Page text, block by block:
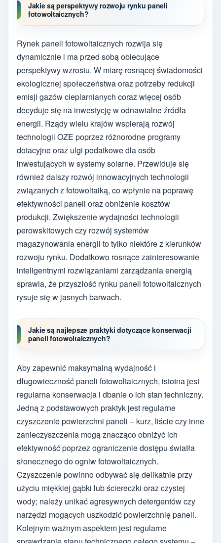
Jakie są perspektywy rozwoju rynku paneli
fotowoltaicznych?
Rynek paneli fotowoltaicznych rozwija się
dynamicznie i ma przed sobą obiecujące
perspektywy wzrostu. W miarę rosnącej świadomości
ekologicznej społeczeństwa oraz potrzeby redukcji
emisji gazów cieplarnianych coraz więcej osób
decyduje się na inwestycję w odnawialne źródła
energii. Rządy wielu krajów wspierają rozwój
technologii OZE poprzez różnorodne programy
dotacyjne oraz ulgi podatkowe dla osób
inwestujących w systemy solarne. Przewiduje się
również dalszy rozwój innowacyjnych technologii
związanych z fotowoltaiką, co wpłynie na poprawę
efektywności paneli oraz obniżenie kosztów
produkcji. Zwiększenie wydajności technologii
perowskitowych czy rozwój systemów
magazynowania energii to tylko niektóre z kierunków
rozwoju rynku. Dodatkowo rosnące zainteresowanie
inteligentnymi rozwiązaniami zarządzania energią
sprawia, że przyszłość rynku paneli fotowoltaicznych
rysuje się w jasnych barwach.
Jakie są najlepsze praktyki dotyczące konserwacji
paneli fotowoltaicznych?
Aby zapewnić maksymalną wydajność i
długowieczność paneli fotowoltaicznych, istotna jest
regularna konserwacja i dbanie o ich stan techniczny.
Jedną z podstawowych praktyk jest regularne
czyszczenie powierzchni paneli – kurz, liście czy inne
zanieczyszczenia mogą znacząco obniżyć ich
efektywność poprzez ograniczenie dostępu światła
słonecznego do ogniw fotowoltaicznych.
Czyszczenie powinno odbywać się delikatnie przy
użyciu miękkiej gąbki lub ściereczki oraz czystej
wody; należy unikać agresywnych detergentów czy
narzędzi mogących uszkodzić powierzchnię paneli.
Kolejnym ważnym aspektem jest regularne